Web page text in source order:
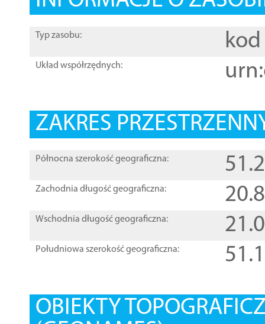
Typ zasobu: kod
Układ współrzędnych:
ZAKRES
Północna szerokość geograficzna:
Zachodnia długość geograficzna:
Wschodnia długość geograficzna:
Południowa szerokość geograficzna:
OBIEKTY